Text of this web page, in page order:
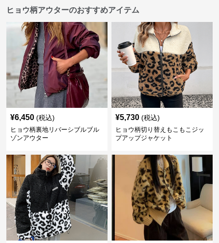
ヒョウ柄アウターのおすすめアイテム
¥6,450 (税込)
ヒョウ柄裏地リバーシブルブル
ゾンアウター
¥5,730 (税込)
ヒョウ柄切り替えもこもこジッ
プアップジャケット